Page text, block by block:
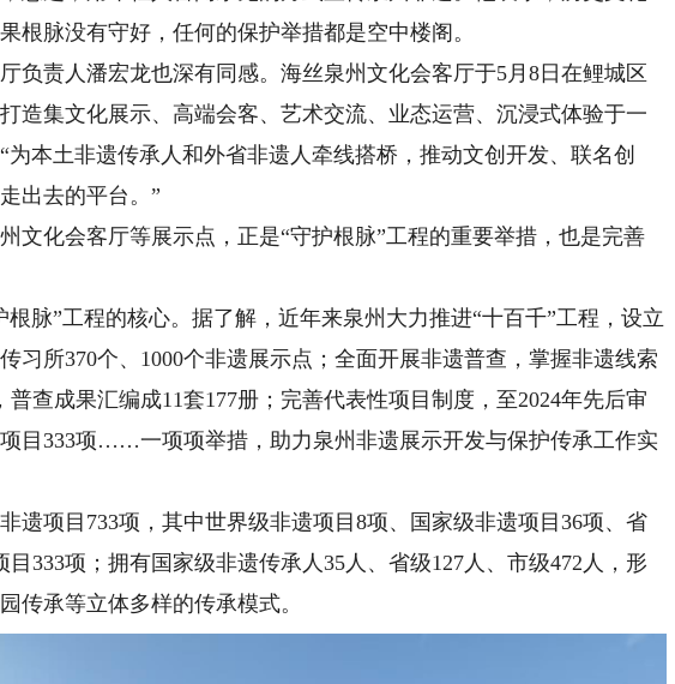
根脉没有守好，任何的保护举措都是空中楼阁。
责人潘宏龙也深有同感。海丝泉州文化会客厅于5月8日在鲤城区
造集文化展示、高端会客、艺术交流、业态运营、沉浸式体验于一
本土非遗传承人和外省非遗人牵线搭桥，推动文创开发、联名创
出去的平台。”
化会客厅等展示点，正是“守护根脉”工程的重要举措，也是完善
”工程的核心。据了解，近年来泉州大力推进“十百千”工程，设立
习所370个、1000个非遗展示点；全面开展非遗普查，掌握非遗线索
普查成果汇编成11套177册；完善代表性项目制度，至2024年先后审
目333项……一项项举措，助力泉州非遗展示开发与保护传承工作实
项目733项，其中世界级非遗项目8项、国家级非遗项目36项、省
333项；拥有国家级非遗传承人35人、省级127人、市级472人，形
传承等立体多样的传承模式。